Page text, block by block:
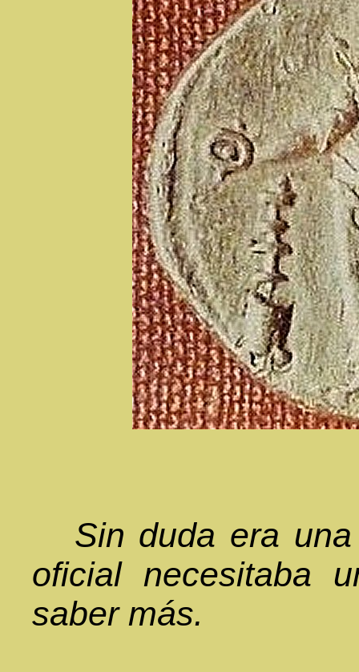
Sin duda era una
oficial necesitaba
saber más.